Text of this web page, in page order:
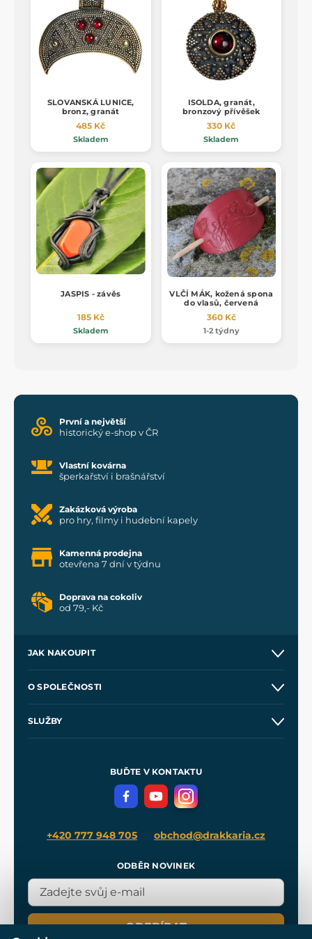
SLOVANSKÁ LUNICE,
bronz, granát
485 Kč
Skladem
ISOLDA, granát,
bronzový přívěšek
330 Kč
Skladem
JASPIS - závěs
185 Kč
Skladem
VLČÍ MÁK, kožená spona
do vlasů, červená
360 Kč
1-2 týdny
První a největší
historický e-shop v ČR
Vlastní kovárna
šperkařství i brašnářství
Zakázková výroba
pro hry, filmy i hudební kapely
Kamenná prodejna
otevřena 7 dní v týdnu
Doprava na cokoliv
od 79,- Kč
JAK NAKOUPIT
Velkoobchod
O SPOLEČNOSTI
SLUŽBY
Meče pro Kingdom Come
BUĎTE V KONTAKTU
+420 777 948 705 obchod@drakkaria.cz
ODBĚR NOVINEK
ODEBÍRAT